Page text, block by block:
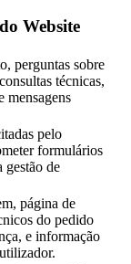
Website
perguntas sobre
técnicas,
mensagens
pelo
formulários
gestão de
página de
do pedido
e informação